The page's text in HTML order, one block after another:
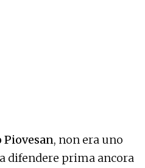
Piovesan, non era uno
difendere prima ancora